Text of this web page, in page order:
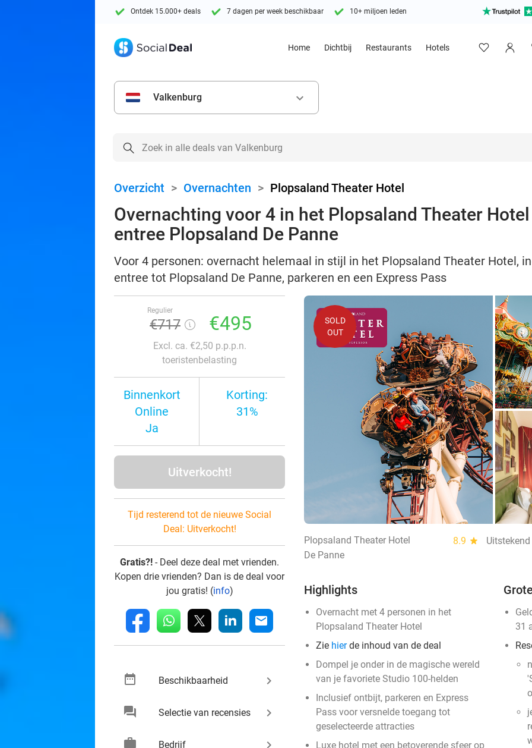
Ontdek 15.000+ deals 7 dagen per week beschikbaar 10+ miljoen leden
Home Dichtbij Restaurants Hotels
Valkenburg keyboard_arrow_down
Overzicht > Overnachten > Plopsaland Theater Hotel
Overnachting voor 4 in het Plopsaland Theater
entree Plopsaland De Panne
Voor 4 personen: overnacht helemaal in stijl in het Plopsaland Theater Hotel,
entree tot Plopsaland De Panne, parkeren en een Express Pass
Regulier
€717 €495
Excl. ca. €2,50 p.p.p.n.
toeristenbelasting
Binnenkort
Online
Ja
Korting:
31%
Uitverkocht!
Tijd resterend tot de nieuwe Social
Deal: Uitverkocht!
Gratis?! - Deel deze deal met vrienden.
Kopen drie vrienden? Dan is de deal voor
jou gratis! (info)
fb whatsapp linkedin mail
date_range Beschikbaarheid keyboard_arrow_right
chat Selectie van recensies keyboard_arrow_right
work Bedrijf keyboard_arrow_right
SOLD
OUT
Plopsaland Theater Hotel 8.9 star
Uitstekend
De Panne
Highlights
Overnacht met 4 personen in het
Plopsaland Theater Hotel
Zie hierde inhoud van de deal
Dompel je onder in de magische wereld
van je favoriete Studio 100-helden
Inclusief ontbijt, parkeren en Express
Pass voor versnelde toegang tot
geselecteerde attracties
Luxe hotel met een betoverende sfeer op
31